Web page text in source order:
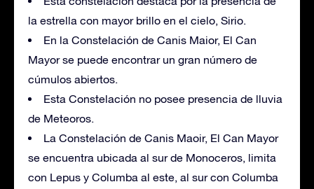
la estrella con mayor brillo en el cielo, Sirio.
En la Constelación de Canis Maior, El Can
Mayor se puede encontrar un gran número de
cúmulos abiertos.
Esta Constelación no posee presencia de lluvia
de Meteoros.
La Constelación de Canis Maoir, El Can Mayor
se encuentra ubicada al sur de Monoceros, limita
con Lepus y Columba al este, al sur con Columba